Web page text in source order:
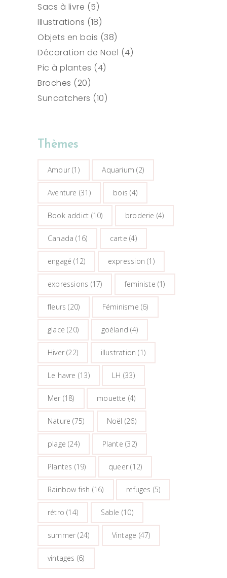
produits
Sacs à livre 55
produits
Illustrations 1818
produits
Objets en bois 3838
produits
Décoration de Noël 44
Pic à plantes 44
Broches 2020
produits
Suncatchers 1010
Thèmes
Amour (1) Aquarium (2)
Aventure (31) bois (4)
Book addict (10) broderie (4)
Canada (16) carte (4)
engagé (12) expression (1)
expressions (17) feministe (1)
fleurs (20) Féminisme (6)
glace (20) goéland (4)
Hiver (22) illustration (1)
Le havre (13) LH (33)
Mer (18) mouette (4)
Nature (75) Noël (26)
plage (24) Plante (32)
Plantes (19) queer (12)
Rainbow fish (16) refuges (5)
rétro (14) Sable (10)
summer (24) Vintage (47)
vintages (6)